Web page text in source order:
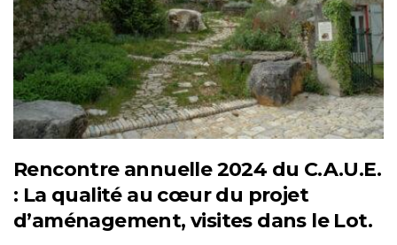
Rencontre annuelle 2024 du C.A.U.E.
: La qualité au cœur du projet
d’aménagement, visites dans le Lot.